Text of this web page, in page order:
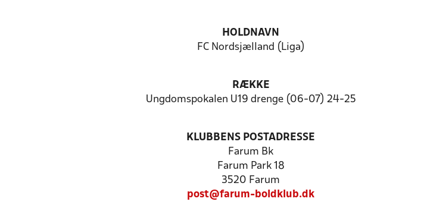
HOLDNAVN
FC Nordsjælland (Liga)
RÆKKE
Ungdomspokalen U19 drenge (06-07) 24-25
KLUBBENS POSTADRESSE
Farum Bk
Farum Park 18
3520 Farum
post@farum-boldklub.dk